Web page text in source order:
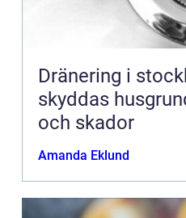
Dränering i
skyddas
och skador
Amanda Eklund